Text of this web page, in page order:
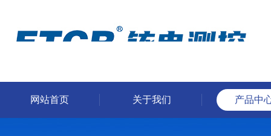
网站首页 关于我们 产品中